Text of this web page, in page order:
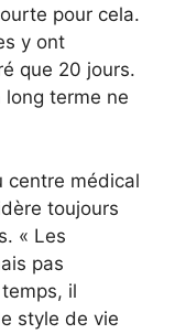
pour cela.
y ont
que 20 jours.
terme ne
centre médical
toujours
« Les
pas
il
style de vie